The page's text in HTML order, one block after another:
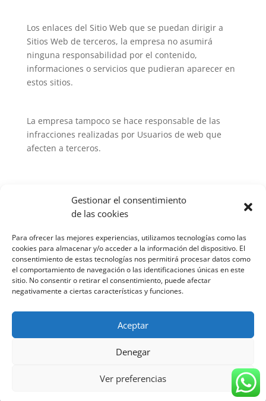
Gestionar el consentimiento
de las cookies
Para ofrecer las mejores experiencias, utilizamos tecnologías como las
cookies para almacenar y/o acceder a la información del dispositivo. El
consentimiento de estas tecnologías nos permitirá procesar datos como
el comportamiento de navegación o las identificaciones únicas en este
sitio. No consentir o retirar el consentimiento, puede afectar
negativamente a ciertas características y funciones.
Aceptar
Denegar
Ver preferencias
Los enlaces del Sitio Web que se puedan dirigir a
Sitios Web de terceros, la empresa no asumirá
ninguna responsabilidad por el contenido,
informaciones o servicios que pudieran aparecer en
estos sitios.
La empresa tampoco se hace responsable de las
infracciones realizadas por Usuarios de web que
afecten a terceros.
Aviso Legal
Bienes Raices Paradise